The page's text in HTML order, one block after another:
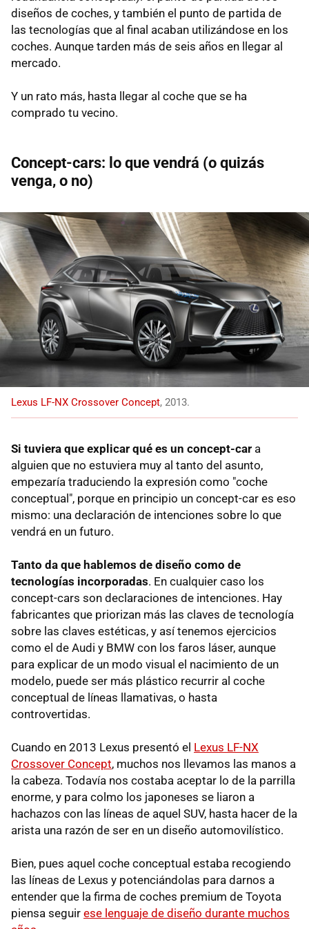
diseños de coches, y también el punto de partida de
las tecnologías que al final acaban utilizándose en los
coches. Aunque tarden más de seis años en llegar al
mercado.
Y un rato más, hasta llegar al coche que se ha
comprado tu vecino.
Concept-cars: lo que vendrá (o quizás
venga, o no)
Lexus LF-NX Crossover Concept, 2013.
Si tuviera que explicar qué es un concept-car a
alguien que no estuviera muy al tanto del asunto,
empezaría traduciendo la expresión como "coche
conceptual", porque en principio un concept-car es eso
mismo: una declaración de intenciones sobre lo que
vendrá en un futuro.
Tanto da que hablemos de diseño como de
tecnologías incorporadas. En cualquier caso los
concept-cars son declaraciones de intenciones. Hay
fabricantes que priorizan más las claves de tecnología
sobre las claves estéticas, y así tenemos ejercicios
como el de Audi y BMW con los faros láser, aunque
para explicar de un modo visual el nacimiento de un
modelo, puede ser más plástico recurrir al coche
conceptual de líneas llamativas, o hasta
controvertidas.
Cuando en 2013 Lexus presentó el Lexus LF-NX
Crossover Concept, muchos nos llevamos las manos a
la cabeza. Todavía nos costaba aceptar lo de la parrilla
enorme, y para colmo los japoneses se liaron a
hachazos con las líneas de aquel SUV, hasta hacer de la
arista una razón de ser en un diseño automovilístico.
Bien, pues aquel coche conceptual estaba recogiendo
las líneas de Lexus y potenciándolas para darnos a
entender que la firma de coches premium de Toyota
piensa seguir ese lenguaje de diseño durante muchos